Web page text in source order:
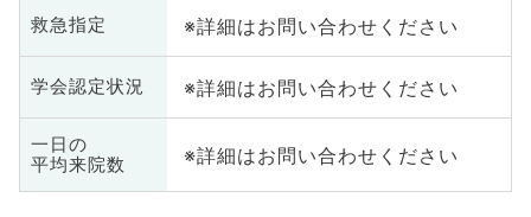
救急指定 ※詳細はお問い合わせください
学会認定状況 ※詳細はお問い合わせください
一日の
平均来院数
※詳細はお問い合わせください